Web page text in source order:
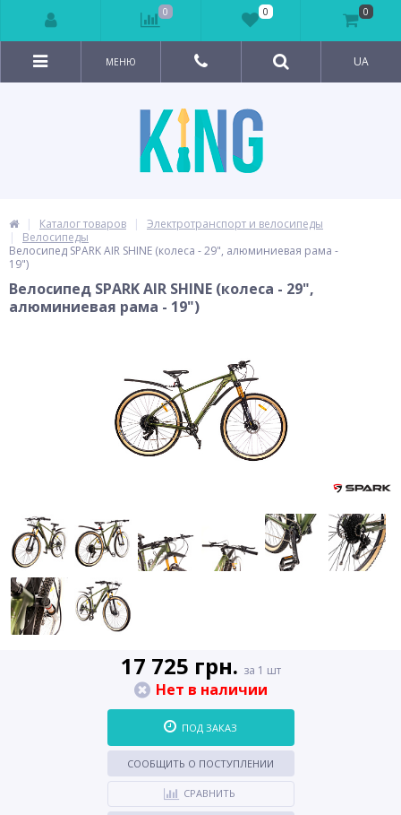
МЕНЮ UA
Каталог товаров
Электротранспорт и велосипеды
Велосипеды
Велосипед SPARK AIR SHINE (колеса - 29", алюминиевая рама -
19")
Велосипед SPARK AIR SHINE (колеса - 29",
алюминиевая рама - 19")
17 725 грн. за 1 шт
Нет в наличии
ПОД ЗАКАЗ
СООБЩИТЬ О ПОСТУПЛЕНИИ
СРАВНИТЬ
0 0 0